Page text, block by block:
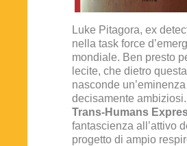
Luke Pitagora, ex
nella task force
mondiale. Ben presto
lecite, che dietro
nasconde
decisamente ambiziosi.
Trans-Humans
fantascienza all’attivo
progetto di ampio